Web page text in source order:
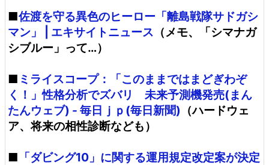
■佐渡を守る異色のヒーロー「離島戦隊サドガシ
マン」 | エキサイトニュース （メモ、「シマナガ
シブルー」って…）
■ ミライスコープ：「このままではまどぎわぞ
く！」性格分析でズバリ 未来予測機発売(まん
たんウェブ) - 毎日ｊｐ(毎日新聞) （ハードウェ
ア、将来の相性診断なども）
■ 「ダビング10」に関する運用規定改定案が決定